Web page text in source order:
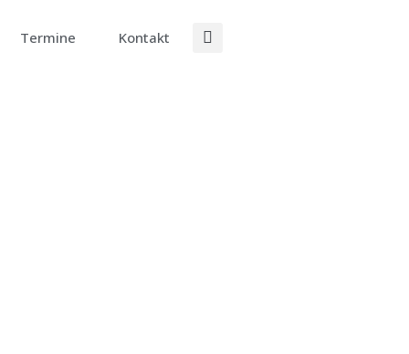
Termine Kontakt